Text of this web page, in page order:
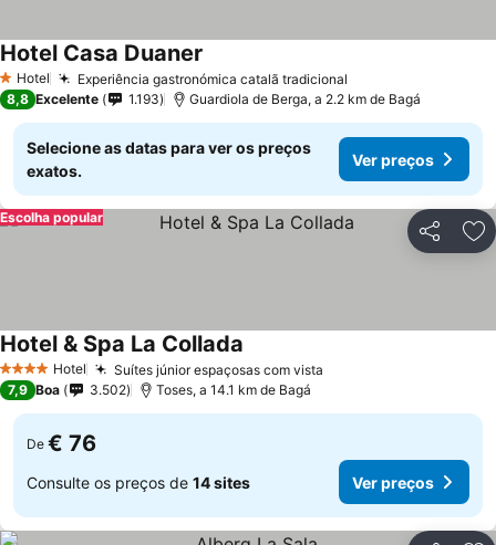
1 Estrelas
Hotel Experiência gastronómica catalã tradicional
Hotel Casa Duaner
8,8 Excelente 1.193 Guardiola de Berga, a 2.2 km de Bagá
Selecione as datas para ver os preços
exatos.
Ver preços
Partilhar
Escolha popular
4 EstrelasHotel Suítes júnior espaçosas com vista
Hotel & Spa La Collada
7,9 Boa 3.502 Toses, a 14.1 km de Bagá
De € 76
Consulte os preços de 14 sites Ver preços